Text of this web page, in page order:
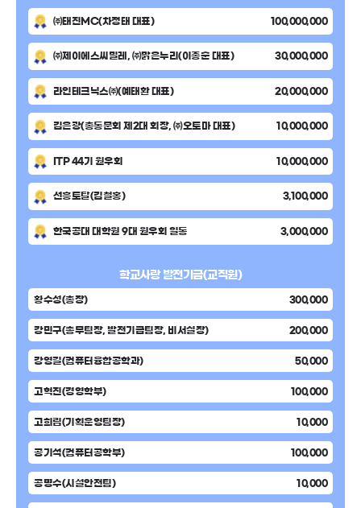
㈜태진MC(차정태 대표) 100,000,000
㈜제이에스씨밀레, ㈜맑은누리(이종순 대표) 30,000,000
라인테크닉스㈜(예태환 대표) 20,000,000
김은광(총동문회 제2대 회장, ㈜오토마 대표) 10,000,000
ITP 44기 원우회 10,000,000
선흥토탈(김철홍) 3,100,000
한국공대 대학원 9대 원우회 일동 3,000,000
학교사랑 발전기금(교직원)
황수성(총장) 300,000
강민구(총무팀장, 발전기금팀장, 비서실장) 200,000
강영길(컴퓨터융합공학과) 50,000
고혁진(경영학부) 100,000
고희림(기획운영팀장) 10,000
공기석(컴퓨터공학부) 100,000
공명수(시설안전팀) 10,000